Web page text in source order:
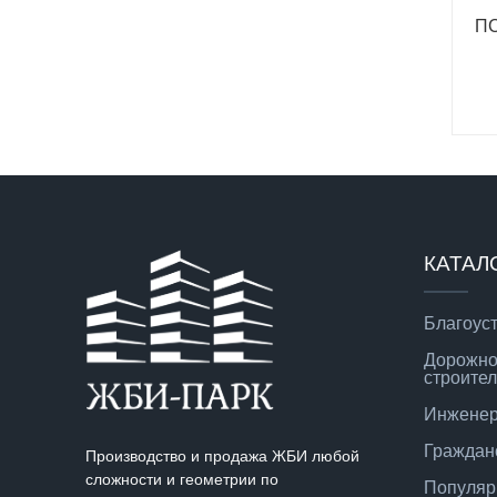
Производство и продажа ЖБИ любой
сложности и геометрии по